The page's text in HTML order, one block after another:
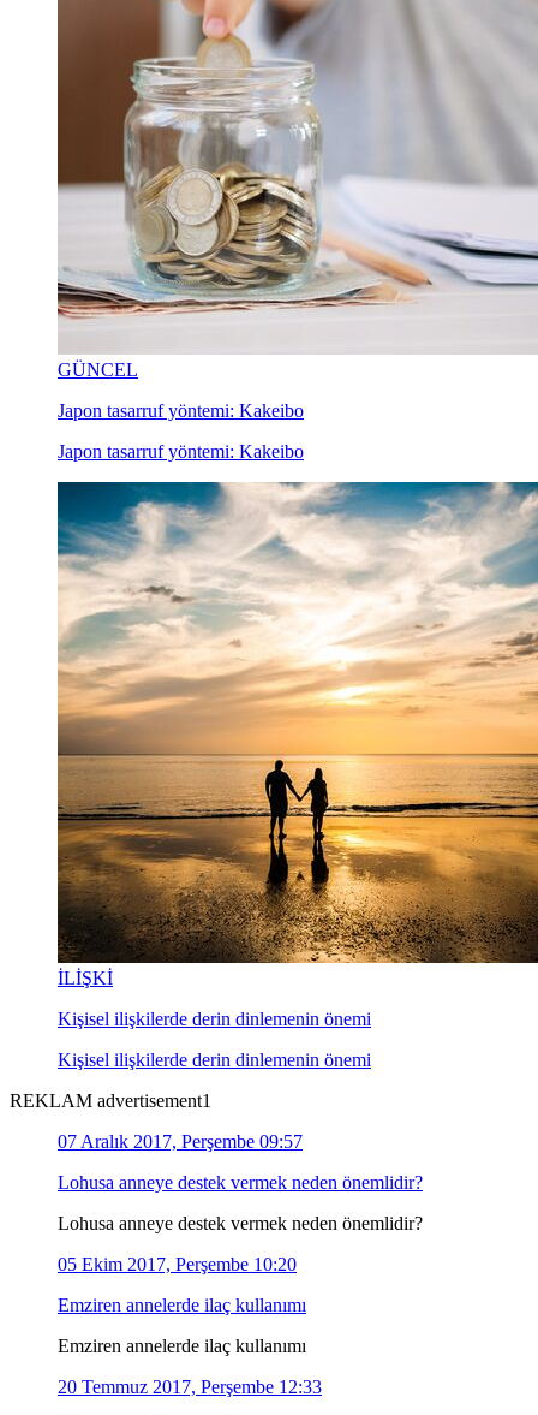
GÜNCEL
Japon tasarruf yöntemi: Kakeibo
Japon tasarruf yöntemi: Kakeibo
İLİŞKİ
Kişisel ilişkilerde derin dinlemenin önemi
Kişisel ilişkilerde derin dinlemenin önemi
REKLAM advertisement1
07 Aralık 2017, Perşembe 09:57
Lohusa anneye destek vermek neden önemlidir?
Lohusa anneye destek vermek neden önemlidir?
05 Ekim 2017, Perşembe 10:20
Emziren annelerde ilaç kullanımı
Emziren annelerde ilaç kullanımı
20 Temmuz 2017, Perşembe 12:33